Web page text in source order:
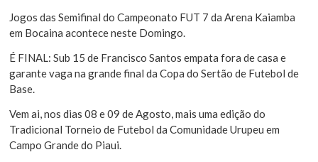
Jogos das Semifinal do Campeonato FUT 7 da Arena Kaiamba
em Bocaina acontece neste Domingo.
É FINAL: Sub 15 de Francisco Santos empata fora de casa e
garante vaga na grande final da Copa do Sertão de Futebol de
Base.
Vem ai, nos dias 08 e 09 de Agosto, mais uma edição do
Tradicional Torneio de Futebol da Comunidade Urupeu em
Campo Grande do Piaui.